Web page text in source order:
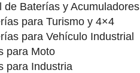
de Baterías y Acumuladores
para Turismo y 4×4
para Vehículo Industrial
para Moto
para Industria